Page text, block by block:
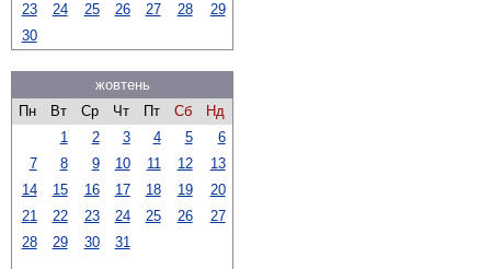
23
24 25 26 27 28
29
30
жовтень
Пн
Вт Ср Чт Пт Сб
Нд
1
2 3 4 5
6
7
8 9 10 11 12
13
14
15 16 17 18 19
20
21
22 23 24 25 26
27
28
29 30 31